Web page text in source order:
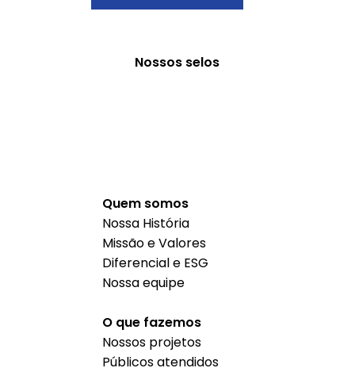
Quem somos
Nossa História
Missão e Valores
Diferencial e ESG
Nossa equipe
O que fazemos
Nossos projetos
Públicos atendidos
Nossos selos